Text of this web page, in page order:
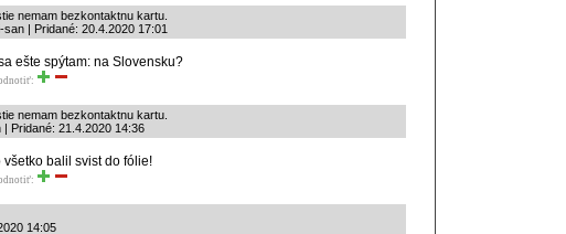
nemam bezkontaktnu kartu.
| Pridané: 20.4.2020 17:01
ešte spýtam: na Slovensku?
nemam bezkontaktnu kartu.
| Pridané: 21.4.2020 14:36
všetko balil svist do fólie!
14:05